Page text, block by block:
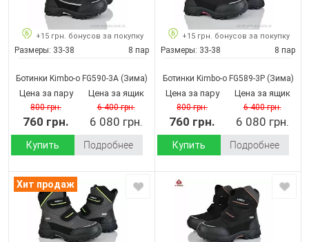
+15 грн. бонусов за покупку
Размеры: 33-38 8 пар
Ботинки Kimbo-o FG590-3A (Зима)
Цена за пару
800 грн.
760 грн.
Цена за ящик
6 400 грн.
6 080 грн.
Купить Подробнее
+15 грн. бонусов за покупку
Размеры: 33-38 8 пар
Ботинки Kimbo-o FG589-3P(Зима)
Цена за пару
800 грн.
760 грн.
Цена за ящик
6 400 грн.
6 080 грн.
Купить Подробнее
Хит продаж